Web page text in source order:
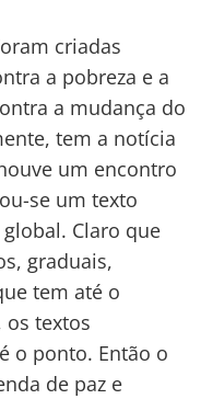
criadas
a pobreza e a
a mudança do
tem a notícia
um encontro
se um texto
Claro que
graduais,
tem até o
os textos
o ponto. Então o
de paz e